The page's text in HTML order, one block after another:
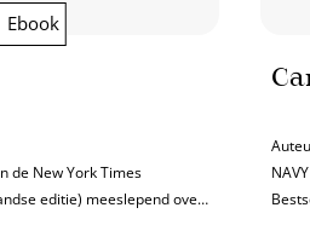
de New York Times
editie) meeslepend over